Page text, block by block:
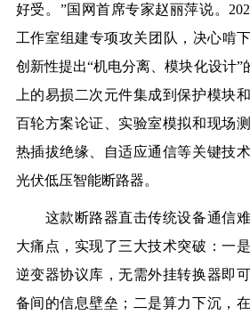
好受。”国网首席专家赵丽萍说。
工作室组建专项攻关团队，决心啃
创新性提出“机电分离、模块化设计”
上的易损二次元件集成到保护模块
百轮方案论证、实验室模拟和现场
热插拔绝缘、自适应通信等关键技
光伏低压智能断路器。
这款断路器直击传统设备通信难
大痛点，实现了三大技术突破：一
逆变器协议库，无需外挂转换器即
备间的信息壁垒；二是算力下沉，